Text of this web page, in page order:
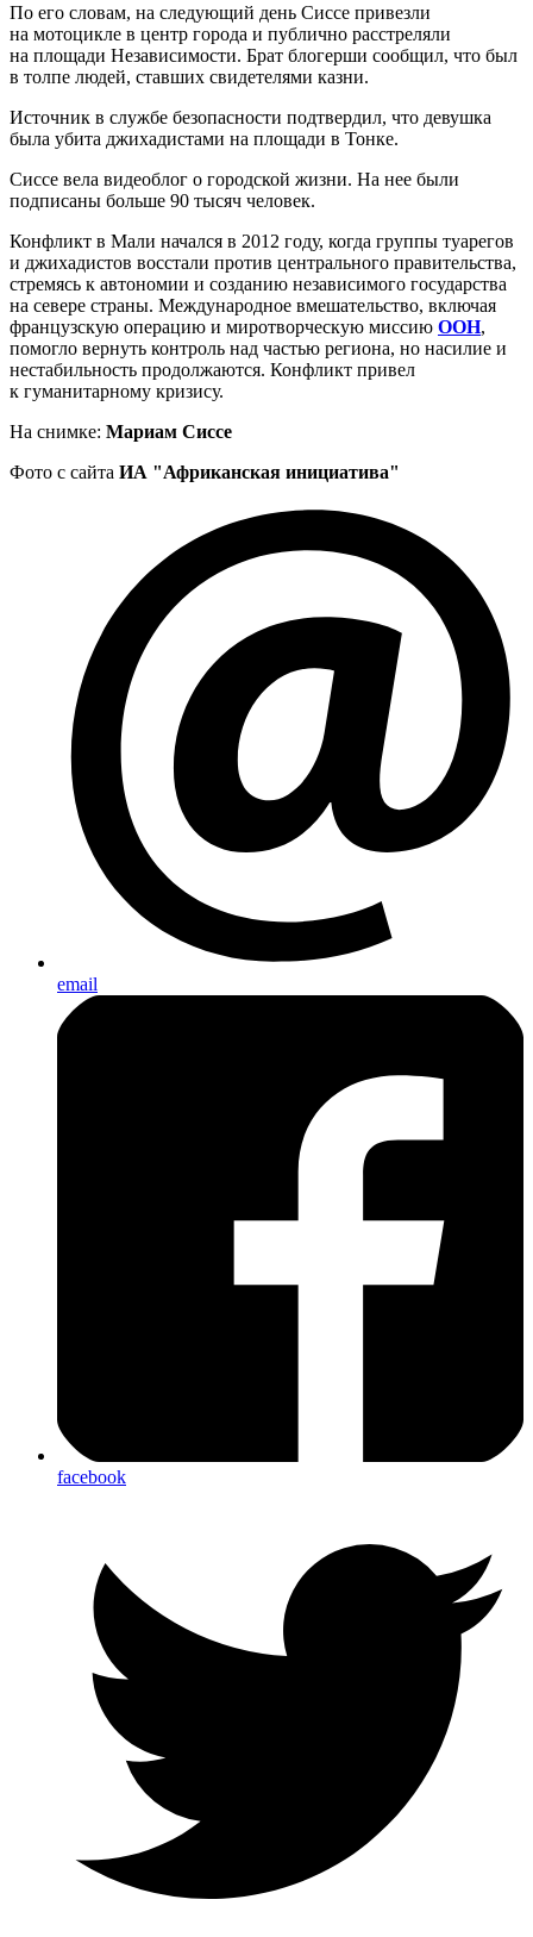
По его словам, на следующий день Сиссе привезли
на мотоцикле в центр города и публично расстреляли
на площади Независимости. Брат блогерши сообщил, что был
в толпе людей, ставших свидетелями казни.
Источник в службе безопасности подтвердил, что девушка
была убита джихадистами на площади в Тонке.
Сиссе вела видеоблог о городской жизни. На нее были
подписаны больше 90 тысяч человек.
Конфликт в Мали начался в 2012 году, когда группы туарегов
и джихадистов восстали против центрального правительства,
стремясь к автономии и созданию независимого государства
на севере страны. Международное вмешательство, включая
французскую операцию и миротворческую миссию ООН,
помогло вернуть контроль над частью региона, но насилие и
нестабильность продолжаются. Конфликт привел
к гуманитарному кризису.
На снимке: Мариам Сиссе
Фото с сайта ИА "Африканская инициатива"
email
facebook